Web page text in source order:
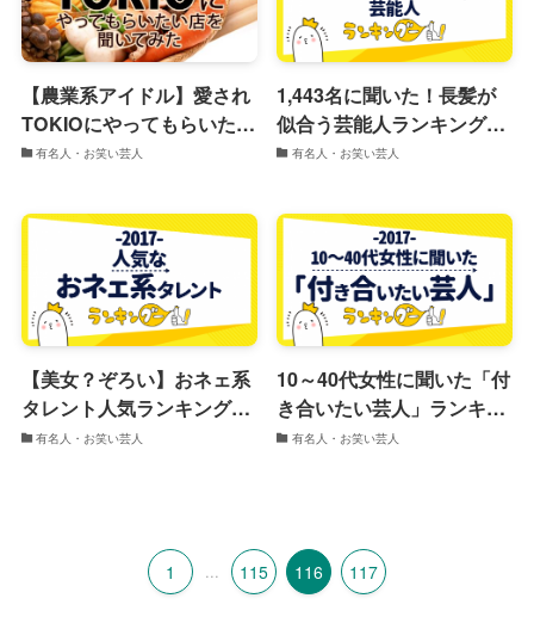
【農業系アイドル】愛され
TOKIOにやってもらいたい
お店ランキング！
有名人・お笑い芸人
1,443名に聞いた！長髪が
似合う芸能人ランキング
2017
有名人・お笑い芸人
【美女？ぞろい】おネェ系
タレント人気ランキング
2017
有名人・お笑い芸人
10～40代女性に聞いた「付
き合いたい芸人」ランキン
グ2017
有名人・お笑い芸人
1 ... 115 116 117